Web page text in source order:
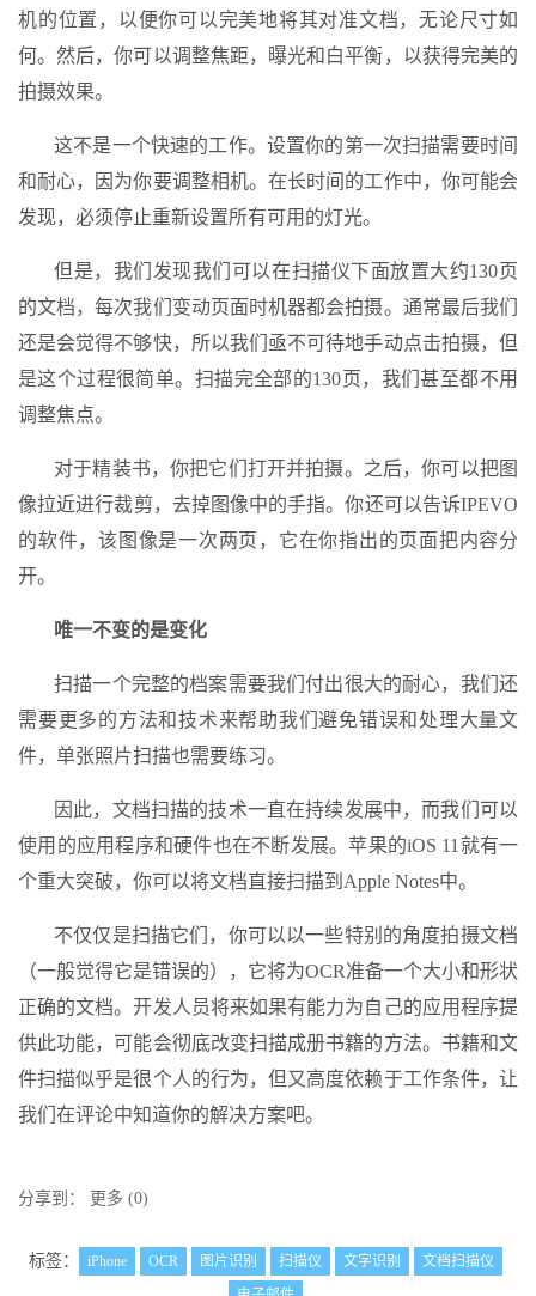
机的位置，以便你可以完美地将其对准文档，无论尺寸如
何。然后，你可以调整焦距，曝光和白平衡，以获得完美的
拍摄效果。
这不是一个快速的工作。设置你的第一次扫描需要时间
和耐心，因为你要调整相机。在长时间的工作中，你可能会
发现，必须停止重新设置所有可用的灯光。
但是，我们发现我们可以在扫描仪下面放置大约130页
的文档，每次我们变动页面时机器都会拍摄。通常最后我们
还是会觉得不够快，所以我们亟不可待地手动点击拍摄，但
是这个过程很简单。扫描完全部的130页，我们甚至都不用
调整焦点。
对于精装书，你把它们打开并拍摄。之后，你可以把图
像拉近进行裁剪，去掉图像中的手指。你还可以告诉IPEVO
的软件，该图像是一次两页，它在你指出的页面把内容分
开。
唯一不变的是变化
扫描一个完整的档案需要我们付出很大的耐心，我们还
需要更多的方法和技术来帮助我们避免错误和处理大量文
件，单张照片扫描也需要练习。
因此，文档扫描的技术一直在持续发展中，而我们可以
使用的应用程序和硬件也在不断发展。苹果的iOS 11就有一
个重大突破，你可以将文档直接扫描到Apple Notes中。
不仅仅是扫描它们，你可以以一些特别的角度拍摄文档
（一般觉得它是错误的），它将为OCR准备一个大小和形状
正确的文档。开发人员将来如果有能力为自己的应用程序提
供此功能，可能会彻底改变扫描成册书籍的方法。书籍和文
件扫描似乎是很个人的行为，但又高度依赖于工作条件，让
我们在评论中知道你的解决方案吧。
分享到： 更多 (0)
标签： iPhone OCR 图片识别 扫描仪 文字识别
文档扫描仪